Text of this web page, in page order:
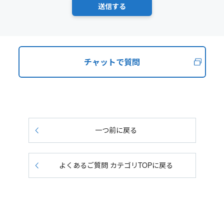
チャットで質問
一つ前に戻る
よくあるご質問 カテゴリTOPに戻る